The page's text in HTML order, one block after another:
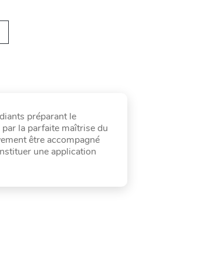
préparant le
la parfaite maîtrise du
être accompagné
une application